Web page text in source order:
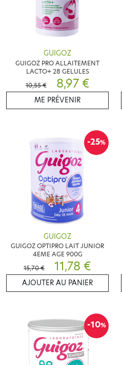
GUIGOZ
GUIGOZ PRO ALLAITEMENT
LACTO+ 28 GELULES
10,55 €
8,97 €
ME PRÉVENIR
-25%
GUIGOZ
GUIGOZ OPTIPRO LAIT JUNIOR
4EME AGE 900G
15,70 €
11,78 €
AJOUTER AU PANIER
-10%